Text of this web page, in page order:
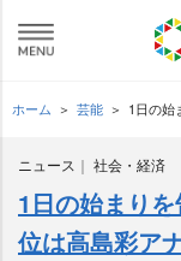
ホーム 芸能 1日の始
ニュース 社会・経済
1日の始まり
位は高島彩ア